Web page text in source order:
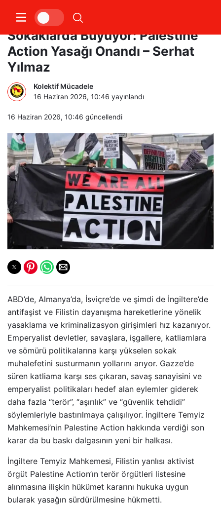
Emperyalizmin Korkusu
Sokaklarda Büyüyor: Palestine
Action Yasağı Onandı – Serhat
Yılmaz
Kolektif Mücadele
16 Haziran 2026, 10:46 yayınlandı
16 Haziran 2026, 10:46 güncellendi
ABD’de, Almanya’da, İsviçre’de ve şimdi de İngiltere’de
antifaşist ve Filistin dayanışma hareketlerine yönelik
yasaklama ve kriminalizasyon girişimleri hız kazanıyor.
Emperyalist devletler, savaşlara, işgallere, katliamlara
ve sömürü politikalarına karşı yükselen sokak
muhalefetini susturmanın yollarını arıyor. Gazze’de
süren katliama karşı ses çıkaran, savaş sanayisini ve
emperyalist politikaları hedef alan eylemler giderek
daha fazla “terör”, “aşırılık” ve “güvenlik tehdidi”
söylemleriyle bastırılmaya çalışılıyor. İngiltere Temyiz
Mahkemesi’nin Palestine Action hakkında verdiği son
karar da bu baskı dalgasının yeni bir halkası.
İngiltere Temyiz Mahkemesi, Filistin yanlısı aktivist
örgüt Palestine Action’ın terör örgütleri listesine
alınmasına ilişkin hükümet kararını hukuka uygun
bularak yasağın sürdürülmesine hükmetti.